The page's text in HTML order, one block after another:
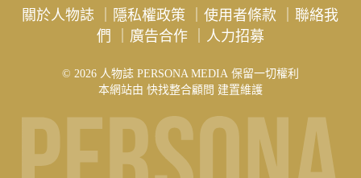
關於人物誌 隱私權政策 ｜使用者條款 ｜聯絡我
們
廣告合作｜ 人力招募
© 2026 人物誌 PERSONA MEDIA 保留一切權利
本網站由 快找整合顧問 建置維護